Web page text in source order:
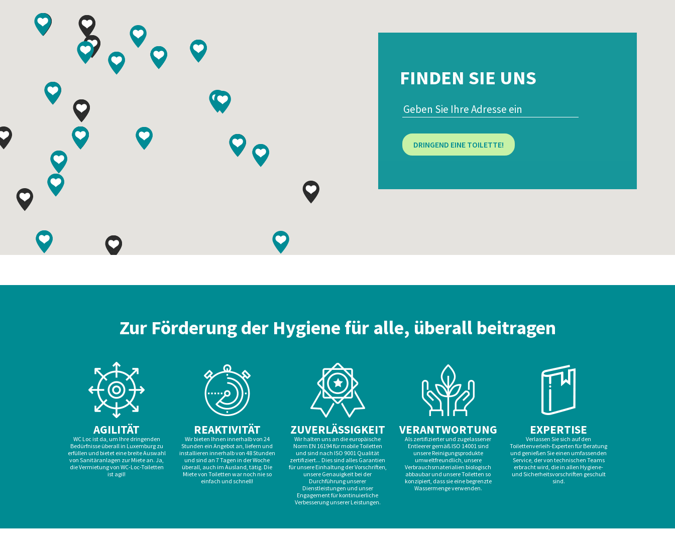
FINDEN SIE UNS
DRINGEND EINE TOILETTE!
Zur Förderung der Hygiene für alle, überall beitragen
AGILITÄT
WC Loc ist da, um Ihre dringenden
Bedürfnisse überall in Luxemburg zu
erfüllen und bietet eine breite Auswahl
von Sanitäranlagen zur Miete an. Ja,
die Vermietung von WC-Loc-Toiletten
ist agil!
REAKTIVITÄT
Wir bieten Ihnen innerhalb von 24
Stunden ein Angebot an, liefern und
installieren innerhalb von 48 Stunden
und sind an 7 Tagen in der Woche
überall, auch im Ausland, tätig. Die
Miete von Toiletten war noch nie so
einfach und schnell!
ZUVERLÄSSIGKEIT
Wir halten uns an die europäische
Norm EN 16194 für mobile Toiletten
und sind nach ISO 9001 Qualität
zertifiziert... Dies sind alles Garantien
für unsere Einhaltung der Vorschriften,
unsere Genauigkeit bei der
Durchführung unserer
Dienstleistungen und unser
Engagement für kontinuierliche
Verbesserung unserer Leistungen.
VERANTWORTUNG
Als zertifizierter und zugelassener
Entleerer gemäß ISO 14001 sind
unsere Reinigungsprodukte
umweltfreundlich, unsere
Verbrauchsmaterialien biologisch
abbaubar und unsere Toiletten so
konzipiert, dass sie eine begrenzte
Wassermenge verwenden.
EXPERTISE
Verlassen Sie sich auf den
Toilettenverleih-Experten für Beratung
und genießen Sie einen umfassenden
Service, der von technischen Teams
erbracht wird, die in allen Hygiene-
und Sicherheitsvorschriften geschult
sind.